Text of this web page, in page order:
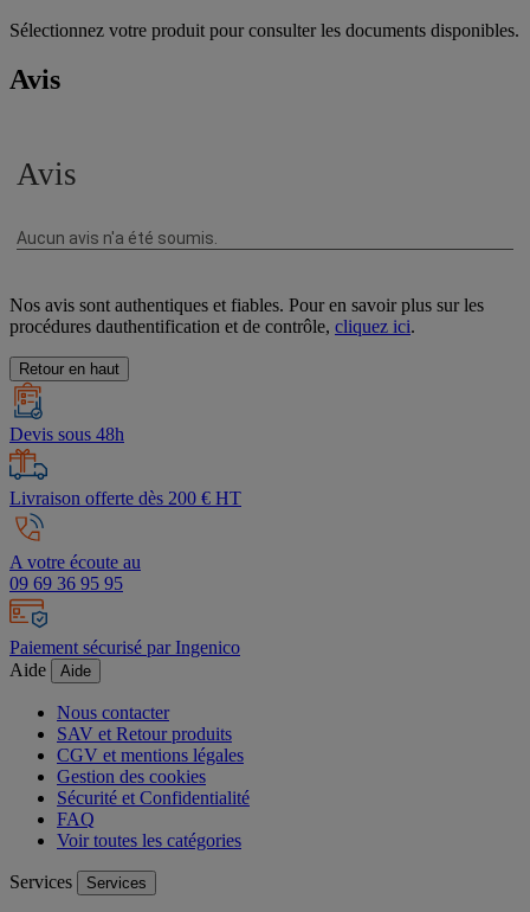
Sélectionnez votre produit pour consulter les documents disponibles.
Avis
Nos avis sont authentiques et fiables. Pour en savoir plus sur les
procédures dauthentification et de contrôle, cliquez ici.
Retour en haut
Devis sous 48h
Livraison offerte dès 200 € HT
A votre écoute au
09 69 36 95 95
Paiement sécurisé par Ingenico
Aide
Aide
Nous contacter
SAV et Retour produits
CGV et mentions légales
Gestion des cookies
Sécurité et Confidentialité
FAQ
Voir toutes les catégories
Services Services